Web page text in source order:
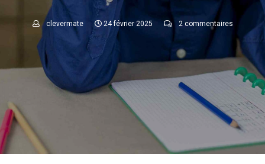
clevermate 24 février 2025 2 commentaires